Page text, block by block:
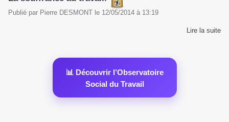
Publié par Pierre DESMONT le 12/05/2014 à 13:19
Lire la suite
📊 Découvrir l’Observatoire
Social du Travail